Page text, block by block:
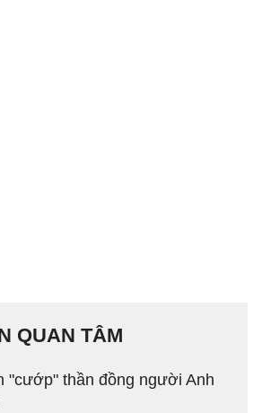
QUAN TÂM
"cướp" thần đồng người Anh